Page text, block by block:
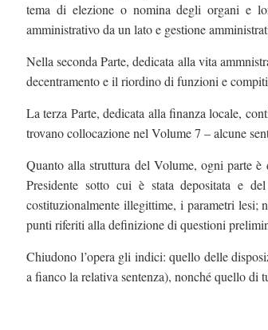
tema di elezione o nomina degli organi e
amministrativo da un lato e gestione
Nella seconda Parte, dedicata alla vita
decentramento e il riordino di funzioni e
La terza Parte, dedicata alla finanza locale,
trovano collocazione nel Volume 7 – alcune
Quanto alla struttura del Volume, ogni parte
Presidente sotto cui è stata depositata e
costituzionalmente illegittime, i parametri
punti riferiti alla definizione di questioni
Chiudono l’opera gli indici: quello delle
a fianco la relativa sentenza), nonché quello di